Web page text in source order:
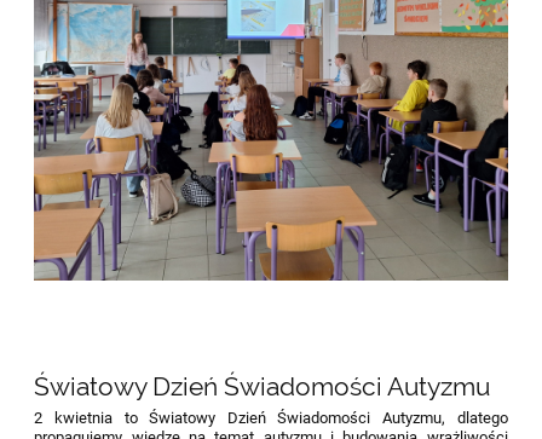
Światowy Dzień Świadomości Autyzmu
2 kwietnia to Światowy Dzień Świadomości Autyzmu, dlatego